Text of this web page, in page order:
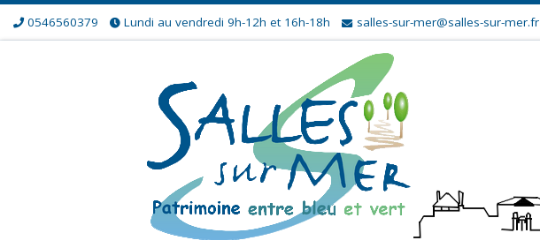
Skip to content
0546560379 Lundi au vendredi 9h-12h et 16h-18h salles-sur-mer@salles-sur-mer.fr